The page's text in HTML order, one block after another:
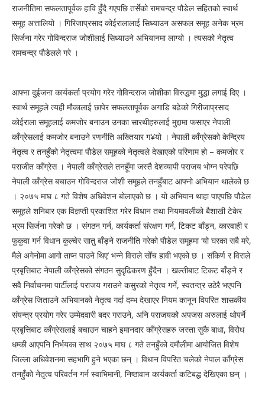
राजनीतिमा सफलतापूर्वक हावि हुँदै गएपछि तर्सेको रामचन्द्र पौडेल सहितको स्वार्थ
समूह अत्तालियो । गिरिजाप्रसाद कोईरालालाई सिध्याउन असफल समूह अनेक भ्रम
सिर्जना गरेर गोविन्दराज जोशीलाई सिध्याउने अभियानमा लाग्यो । त्यसको नेतृत्व
रामचन्द्र पौडेलले गरे ।
आफ्ना दुईजना कार्यकर्ता प्रयोग गरेर गोविन्दराज जोशीका विरुद्धमा मुद्धा लगाई दिए ।
स्वार्थ समूहले त्यही मौकालाई छापेर सफलतापूर्वक अगाडि बढेको गिरीजाप्रसाद
कोईराला समूहलाई कमजोर बनाउन उनका सारथीहरुलाई मुद्दामा फसाएर नेपाली
काँग्रेसलाई कमजोर बनाउने रणनीति अख्तियार ग¥यो । नेपाली काँग्रेसको केन्द्रिय
नेतृत्व र तनहुँको नेतृत्वमा पौडेल समूहको नेतृत्वले देखाएको परिणाम हो – कमजोर र
पराजीत काँग्रेस । नेपाली काँग्रेसले तनहूँमा जस्तै देशव्यापी पराजय भोग्न परेपछि
नेपाली काँग्रेस बचाउन गोविन्दराज जोशी समूहले तनहुँबाट आफ्नो अभियान थालेको छ
। २०७५ माघ ८ गते विशेष अधिवेशन बोलाएको छ । यो अभियान थाहा पाएपछि पौडेल
समूहले शनिबार एक विज्ञप्ती प्रकाशित गरेर विधान तथा नियमावलीको बैशाखी टेकेर
भ्रम सिर्जना गरेको छ । संगठन गर्न, कार्यकर्ता संरक्षण गर्न, टिकट बाँड्न, कारवाही र
फुकुवा गर्न विधान कुल्चेर सातु बाँड्ने राजनीति गरेको पौडेल समूहमा ‘यो घरका सबै मरे,
मैले अगेनोमा आगो ताप्न पाउने थिए’ भन्ने विराले सोँच हावी भएको छ । संकिर्ण र विराले
प्रबृत्तिबाट नेपाली काँग्रेसको संगठन सुदृढिकरण हुँदैन । खल्तीबाट टिकट बाँड्ने र
सवै निर्वाचनमा पार्टीलाई पराजय गराउने कसुरको नेतृत्व गर्ने, स्वतन्त्र उठेरै भएपनि
काँग्रेस जिताउने अभियानको नेतृत्व गर्दा दम्भ देखाएर नियम कानून विपरित शासकीय
संयन्त्र प्रयोग गरेर उम्मेदवारी बदर गराउने, अनि पराजयको अपजस अरुलाई थोपर्ने
प्रबृत्तिबाट काँग्रेसलाई बचाउन चाहने इमानदार काँग्रेसहरु जस्ता सुकै बाधा, विरोध
धम्की आएपनि निर्भयका साथ २०७५ माघ ८ गते तनहुँको दमौलीमा आयोजित विशेष
जिल्ला अधिवेशनमा सहभागि हुने भएका छन् । विधान विपरित चलेको नेपाल काँग्रेस
तनहुँको नेतृ्त्व परिवर्तन गर्न स्वाभिमानी, निष्ठावान कार्यकर्ता कटिबद्ध देखिएका छन् ।